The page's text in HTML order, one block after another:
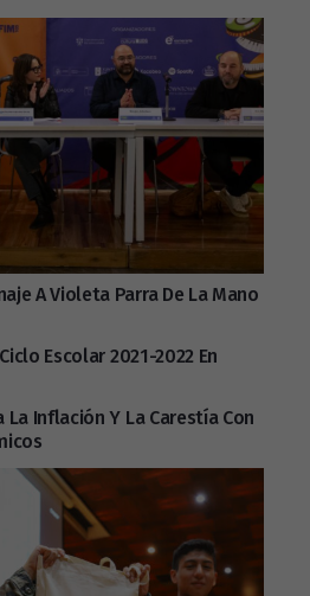
A Violeta Parra De La Mano
Escolar 2021-2022 En
Inflación Y La Carestía Con